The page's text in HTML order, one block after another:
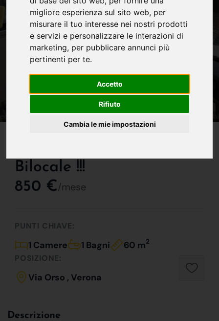
migliore esperienza sul sito web, per
misurare il tuo interesse nei nostri prodotti
e servizi e personalizzare le interazioni di
marketing, per pubblicare annunci più
pertinenti per te.
Accetto
Rifiuto
Cambia le mie impostazioni
Bilocale !!!
850 €/mese
PUNTI CHIAVE:
1 Camere 1 Bagni 60 m2
POSIZIONE:
Via Orso , Verona
Descrizione